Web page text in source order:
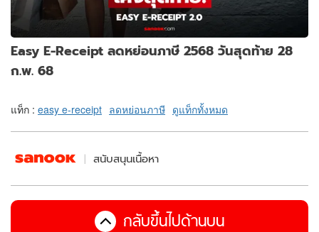
Easy E-Receipt ลดหย่อนภาษี 2568 วันสุดท้าย 28
ก.พ. 68
แท็ก : easy e-receipt ลดหย่อนภาษี ดูแท็กทั้งหมด
สนับสนุนเนื้อหา
กลับขึ้นไปด้านบน